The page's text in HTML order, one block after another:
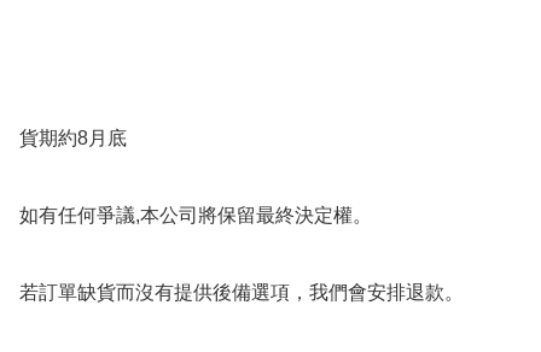
貨期約8月底
如有任何爭議,本公司將保留最終決定權。
若訂單缺貨而沒有提供後備選項，我們會安排退款。